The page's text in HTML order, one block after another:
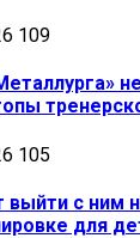
109
105
с ним
для